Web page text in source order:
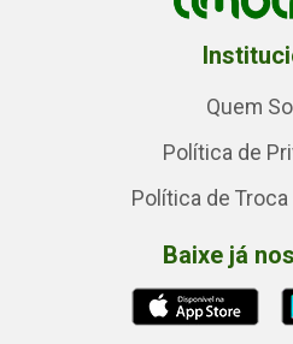
Quem
Política de
Política de
Baixe já